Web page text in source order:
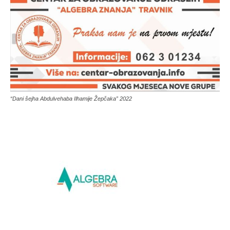
“Dani šejha Abdulvehaba Ilhamije Žepčaka” 2022